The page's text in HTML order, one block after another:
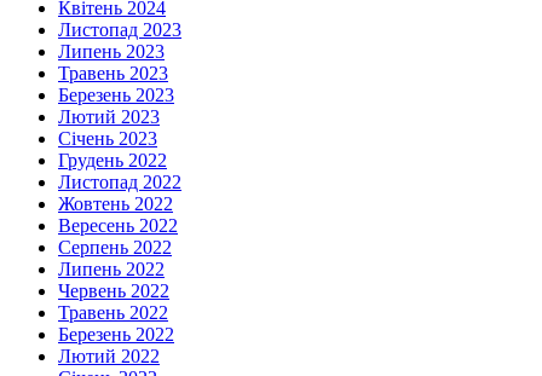
Квітень 2024
Листопад 2023
Липень 2023
Травень 2023
Березень 2023
Лютий 2023
Січень 2023
Грудень 2022
Листопад 2022
Жовтень 2022
Вересень 2022
Серпень 2022
Липень 2022
Червень 2022
Травень 2022
Березень 2022
Лютий 2022